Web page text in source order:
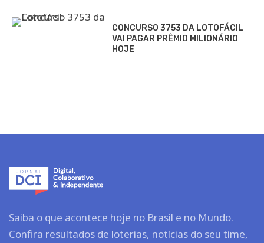
CONCURSO 3753 DA LOTOFÁCIL
VAI PAGAR PRÊMIO MILIONÁRIO
HOJE
Saiba o que acontece hoje no Brasil e no Mundo.
Confira resultados de loterias, notícias do seu time,